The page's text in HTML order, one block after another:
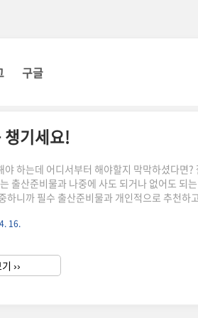
구글
챙기세요!
야 하는데 어디서부터 해야할지 막막하셨다면
출산준비물과 나중에 사도 되거나 없어도 되
하니까 필수 출산준비물과 개인적으로 추천하
^^ 본포스팅은 개인의 경험을 바탕으로 작성해
리스트는 조만간 정리해볼게요. 우선 간단히 필
리해 봤습니다. 출산가방 캐리어 너무 큰 거 가져
16.
››